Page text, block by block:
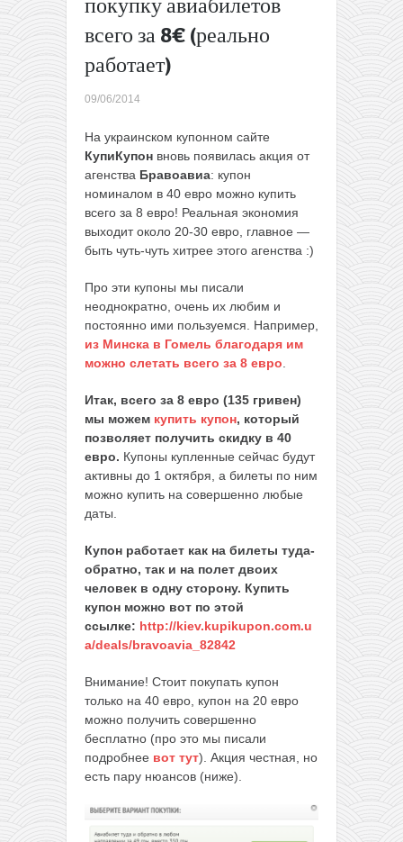
всего за 8€ (реально
работает)
09/06/2014
На украинском купонном сайте
КупиКупон вновь появилась акция от
агенства Бравоавиа: купон
номиналом в 40 евро можно купить
всего за 8 евро! Реальная экономия
выходит около 20-30 евро, главное —
быть чуть-чуть хитрее этого агенства :)
Про эти купоны мы писали
неоднократно, очень их любим и
постоянно ими пользуемся. Например,
из Минска в Гомель благодаря им
можно слетать всего за 8 евро
Итак, всего за 8 евро (135 гривен)
мы можем купить купон, который
позволяет получить скидку в 40
евро. Купоны купленные сейчас будут
активны до 1 октября, а билеты по ним
можно купить на совершенно любые
даты.
Купон работает как на билеты туда-
обратно, так и на полет двоих
человек в одну сторону. Купить
купон можно вот по этой
ссылке: http://kiev.kupikupon.com.u
a/deals/bravoavia_82842
Внимание! Стоит покупать купон
только на 40 евро, купон на 20 евро
можно получить совершенно
бесплатно (про это мы писали
подробнее вот тут). Акция честная, но
есть пару нюансов (ниже).
обратно
(июль)
в мире)